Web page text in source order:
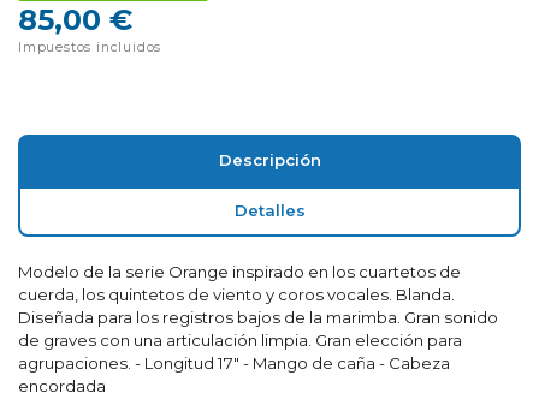
85,00 €
Impuestos incluidos
Descripción
Detalles
Modelo de la serie Orange inspirado en los cuartetos de
cuerda, los quintetos de viento y coros vocales. Blanda.
Diseñada para los registros bajos de la marimba. Gran sonido
de graves con una articulación limpia. Gran elección para
agrupaciones. - Longitud 17" - Mango de caña - Cabeza
encordada